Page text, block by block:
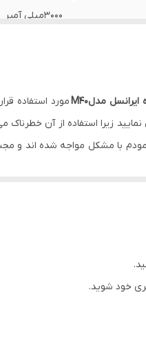
3000میلی آمپر
مورد استفاده
زیرا استفاده از آن خطرناک
با مشکل مواجه شده اند و
خود شوید.